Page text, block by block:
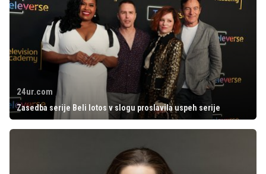
24ur.com
Zasedba serije Beli lotos v slogu proslavila uspeh serije